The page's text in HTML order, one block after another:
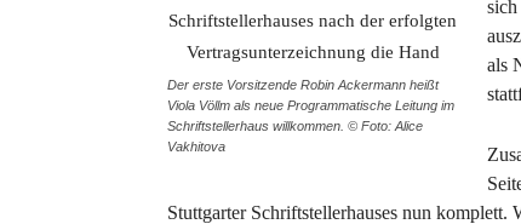
Der erste Vorsitzende Robin Ackermann heißt
Viola Völlm als neue Programmatische Leitung im
Schriftstellerhaus willkommen. © Foto: Alice
Vakhitova
als
Stuttgarter Schriftstellerhauses nun